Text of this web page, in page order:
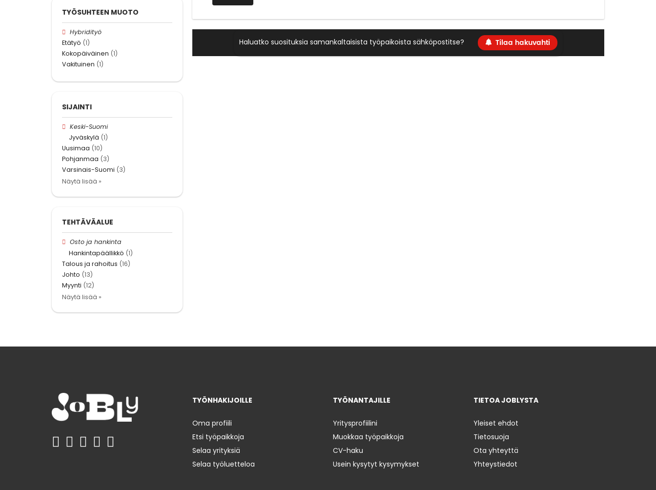
Haluatko suosituksia samankaltaisista työpaikoista sähköpostitse? Tilaa hakuvahti
TYÖSUHTEEN MUOTO
Hybridityö
Etätyö (1)
Kokopäiväinen (1)
Vakituinen (1)
SIJAINTI
Keski-Suomi
Jyväskylä (1)
Uusimaa (10)
Pohjanmaa (3)
Varsinais-Suomi (3)
Näytä lisää »
TEHTÄVÄALUE
Osto ja hankinta
Hankintapäällikkö (1)
Talous ja rahoitus (16)
Johto (13)
Myynti (12)
Näytä lisää »
TYÖNHAKIJOILLE
Oma profiili
Etsi työpaikkoja
Selaa yrityksiä
Selaa työluetteloa
TYÖNANTAJILLE
Yritysprofiilini
Muokkaa työpaikkoja
CV-haku
Usein kysytyt kysymykset
TIETOA JOBLYSTA
Yleiset ehdot
Tietosuoja
Ota yhteyttä
Yhteystiedot